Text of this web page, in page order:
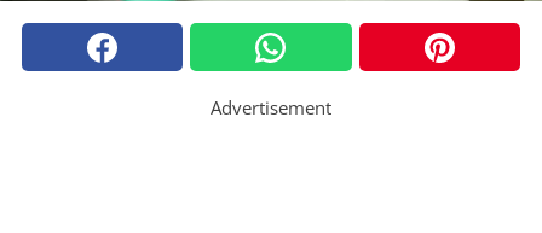
Advertisement